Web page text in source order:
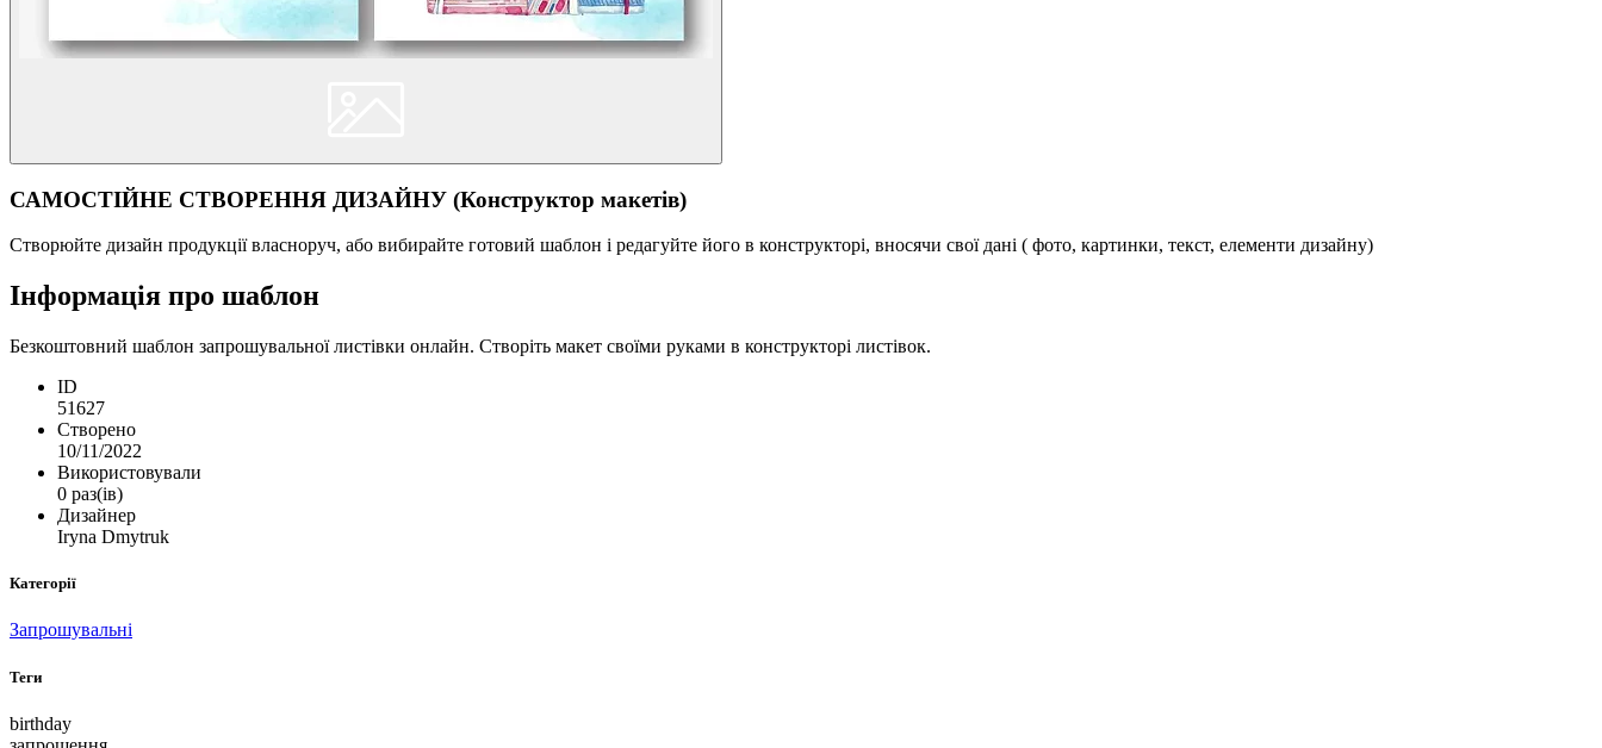
САМОСТІЙНЕ СТВОРЕННЯ ДИЗАЙНУ (Конструктор макетів)
Створюйте дизайн продукції власноруч, або вибирайте готовий шаблон і редагуйте його в конструкторі, вносячи свої дані ( фото, картинки, текст, елементи дизайну)
Інформація про шаблон
Безкоштовний шаблон запрошувальної листівки онлайн. Створіть макет своїми руками в конструкторі листівок.
ID
51627
Створено
10/11/2022
Використовували
0 раз(ів)
Дизайнер
Iryna Dmytruk
Категорії
Запрошувальні
Теги
birthday